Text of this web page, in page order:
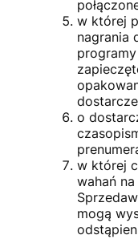
w której
nagrania
o
w której
wahań
mogą